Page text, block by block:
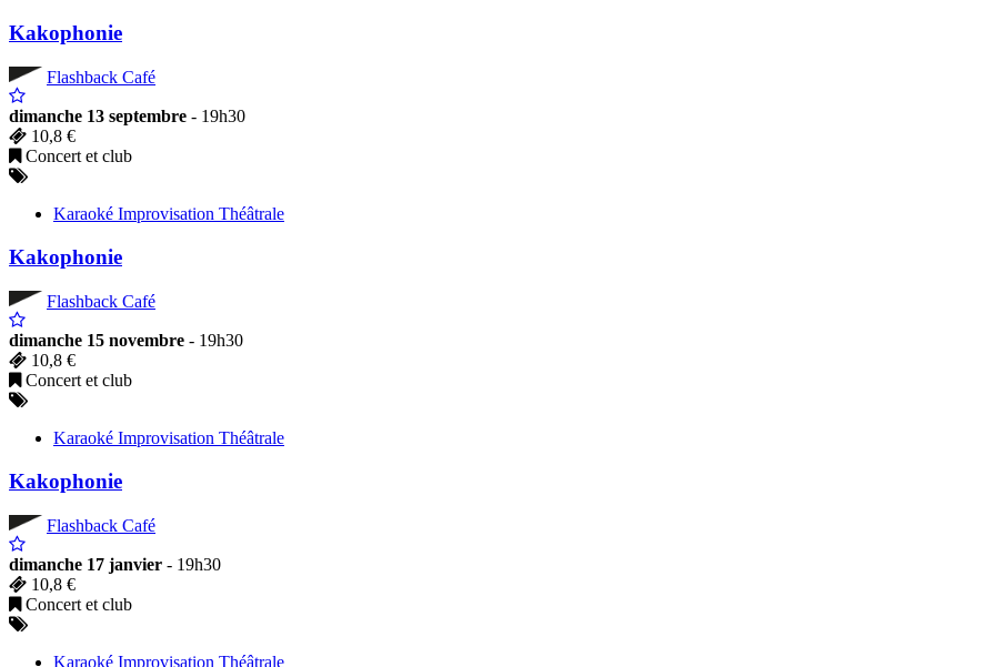
Kakophonie
Flashback Café
dimanche 13 septembre - 19h30
10,8 €
Concert et club
Karaoké Improvisation Théâtrale
Kakophonie
Flashback Café
dimanche 15 novembre - 19h30
10,8 €
Concert et club
Karaoké Improvisation Théâtrale
Kakophonie
Flashback Café
dimanche 17 janvier - 19h30
10,8 €
Concert et club
Karaoké Improvisation Théâtrale